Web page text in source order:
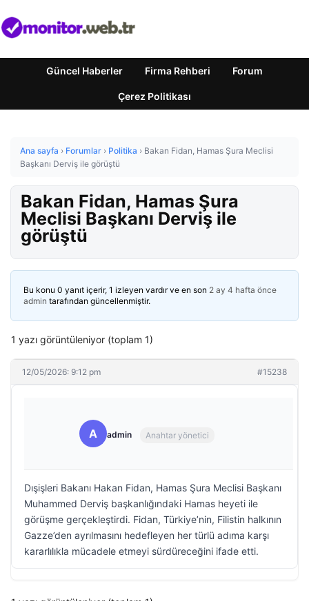
Güncel Haberler Firma Rehberi Forum
Çerez Politikası
Ana sayfa › Forumlar › Politika › Bakan Fidan, Hamas Şura Meclisi
Başkanı Derviş ile görüştü
Bakan Fidan, Hamas Şura
Meclisi Başkanı Derviş ile
görüştü
Bu konu 0 yanıt içerir, 1 izleyen vardır ve en son 2 ay 4 hafta önce
admin tarafından güncellenmiştir.
1 yazı görüntüleniyor (toplam 1)
12/05/2026: 9:12 pm #15238
A admin Anahtar yönetici
Dışişleri Bakanı Hakan Fidan, Hamas Şura Meclisi Başkanı
Muhammed Derviş başkanlığındaki Hamas heyeti ile
görüşme gerçekleştirdi. Fidan, Türkiye’nin, Filistin halkının
Gazze’den ayrılmasını hedefleyen her türlü adıma karşı
kararlılıkla mücadele etmeyi sürdüreceğini ifade etti.